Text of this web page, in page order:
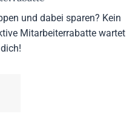
und dabei sparen? Kein
Mitarbeiterrabatte wartet